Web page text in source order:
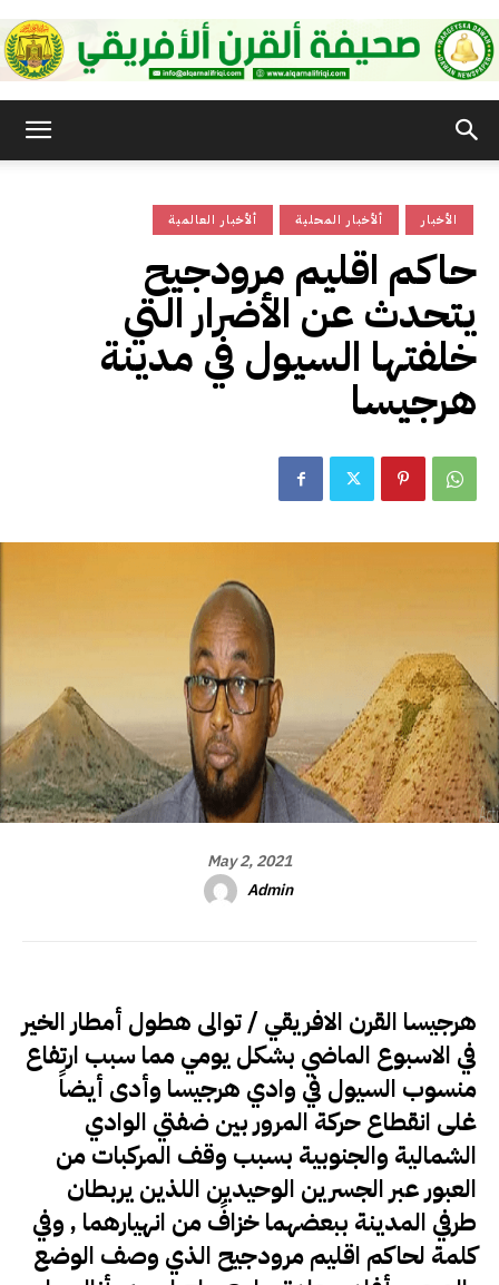
القرن
الأفريقي
ألأخبار العالمية ألأخبار المحلية الأخبار
حاكم اقليم مرودجيح
يتحدث عن الأضرار التي
خلفتها السيول في مدينة
هرجيسا
May 2, 2021
Admin
هرجيسا القرن الافريقي / توالى هطول أمطار الخير
في الاسبوع الماضي بشكل يومي مما سبب ارتفاع
منسوب السيول في وادي هرجيسا وأدى أيضاً
غلى انقطاع حركة المرور بين ضفتي الوادي
الشمالية والجنوبية بسبب وقف المركبات من
العبور عبر الجسرين الوحيدين اللذين يربطان
طرفي المدينة ببعضهما خزافً من انهيارهما , وفي
كلمة لحاكم اقليم مرودجيح الذي وصف الوضع